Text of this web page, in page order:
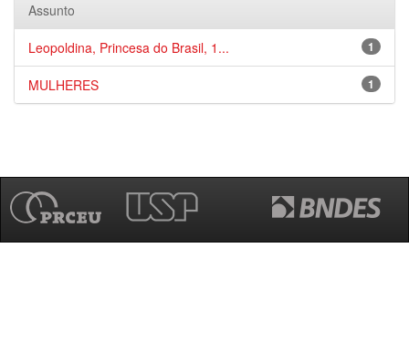
Assunto
1
Leopoldina, Princesa do Brasil, 1...
1
MULHERES